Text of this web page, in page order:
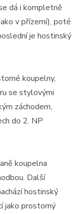
dá i kompletně
v přízemí), poté
je hostinský
koupelny,
se stylovými
záchodem,
do 2. NP
koupelna
Další
hostinský
jako prostorný